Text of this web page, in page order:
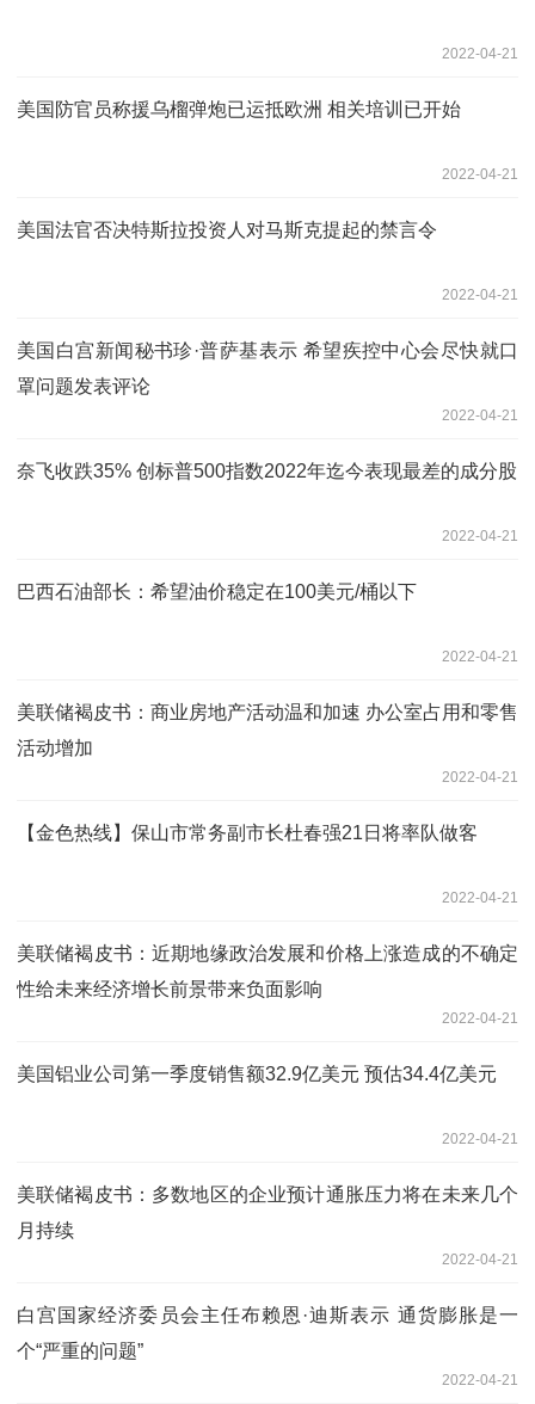
2022-04-21
美国防官员称援乌榴弹炮已运抵欧洲 相关培训已开始
2022-04-21
美国法官否决特斯拉投资人对马斯克提起的禁言令
2022-04-21
美国白宫新闻秘书珍·普萨基表示 希望疾控中心会尽快就口
罩问题发表评论
2022-04-21
奈飞收跌35% 创标普500指数2022年迄今表现最差的成分股
2022-04-21
巴西石油部长：希望油价稳定在100美元/桶以下
2022-04-21
美联储褐皮书：商业房地产活动温和加速 办公室占用和零售
活动增加
2022-04-21
【金色热线】保山市常务副市长杜春强21日将率队做客
2022-04-21
美联储褐皮书：近期地缘政治发展和价格上涨造成的不确定
性给未来经济增长前景带来负面影响
2022-04-21
美国铝业公司第一季度销售额32.9亿美元 预估34.4亿美元
2022-04-21
美联储褐皮书：多数地区的企业预计通胀压力将在未来几个
月持续
2022-04-21
白宫国家经济委员会主任布赖恩·迪斯表示 通货膨胀是一
个“严重的问题”
2022-04-21